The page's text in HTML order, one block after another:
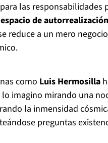
las responsabilidades
de
reduce a un mero
como Luis Hermosilla
imagino mirando una
la inmensidad
preguntas